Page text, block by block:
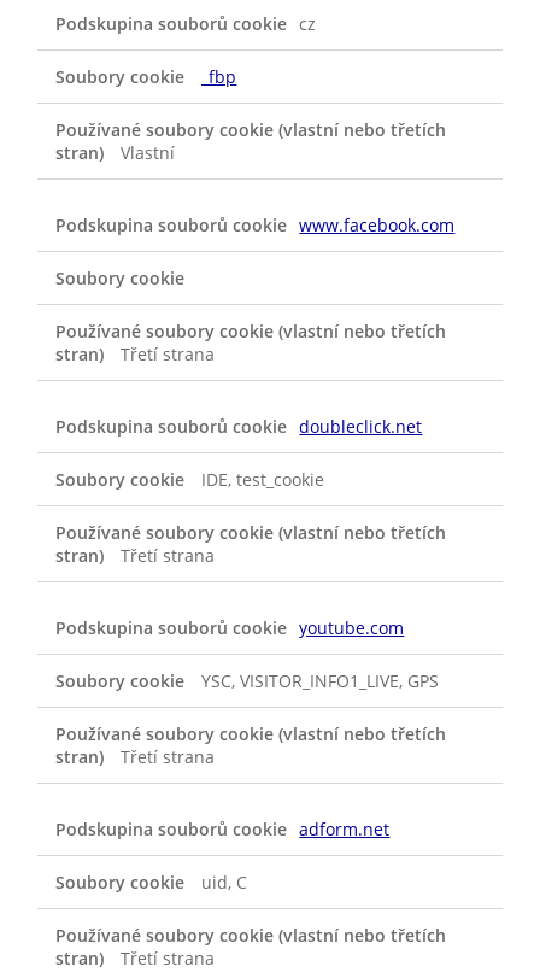
SOUBORY
COOKIE
cz
_fbp
Vlastní
www.facebook.com
Třetí strana
doubleclick.net
IDE, test_cookie
Třetí strana
youtube.com
YSC, VISITOR_INFO1_LIVE, GPS
Třetí strana
adform.net
uid, C
Třetí strana